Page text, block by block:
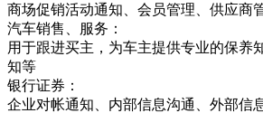
商场促销活动通知、会员管理、供应商
汽车销售、服务：
用于跟进买主，为车主提供专业的保养
知等
银行证券：
企业对帐通知、内部信息沟通、外部信